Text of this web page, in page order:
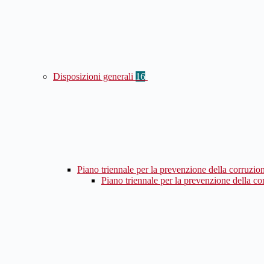
Disposizioni generali 16
Piano triennale per la prevenzione della
Piano triennale per la prevenzione della